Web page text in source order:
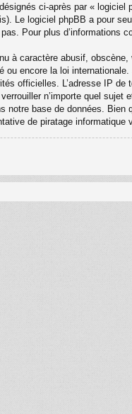
ci-après par «
Le logiciel phpBB a pour
Pour plus d’informations
à caractère abusif,
ou encore la loi
officielles. L’adresse IP
n’importe quel
notre base de données.
de piratage informatique